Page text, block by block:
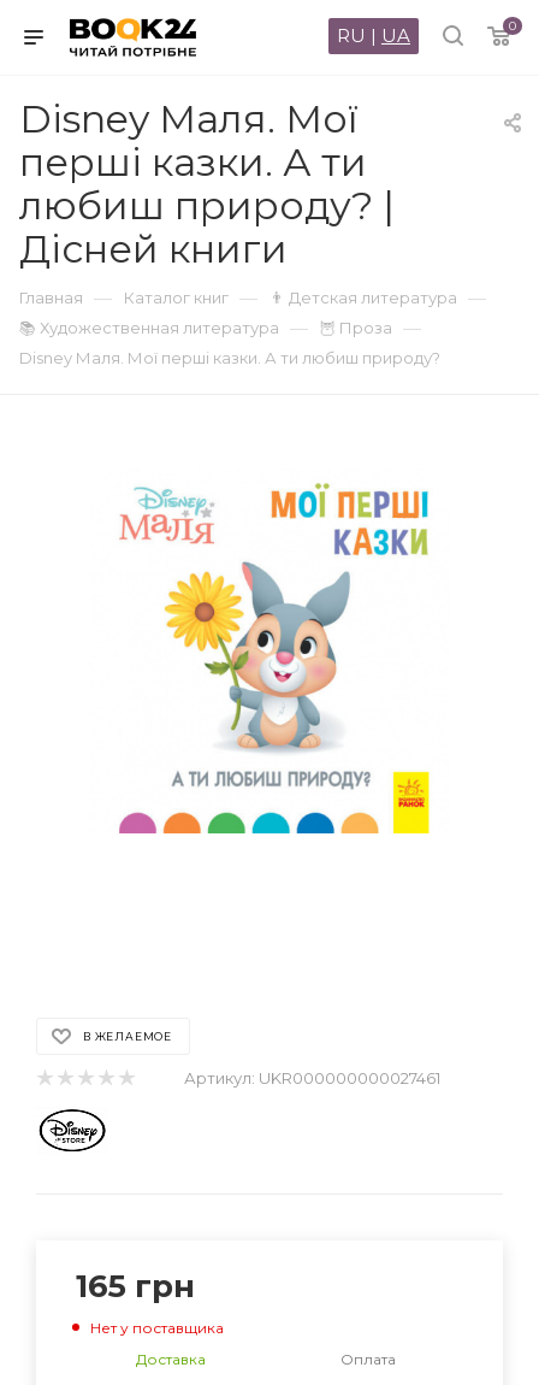
0
RU | UA
Disney Маля. Мої
перші казки. А ти
любиш природу? |
Дісней книги
Главная — Каталог книг — 👨 Детская литература —
📚 Художественная литература — 🦉 Проза —
Disney Маля. Мої перші казки. А ти любиш природу?
В ЖЕЛАЕМОЕ
Артикул: UKR000000000027461
165 грн
Нет у поставщика
Доставка
Оплата